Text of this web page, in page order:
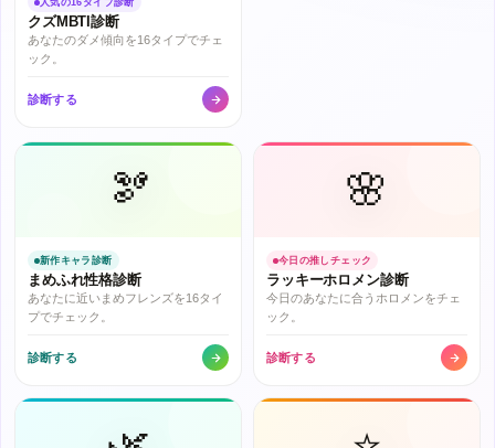
人気の16タイプ診断
クズMBTI診断
あなたのダメ傾向を16タイプでチェ
ック。
診断する
🫘
新作キャラ診断
まめふれ性格診断
あなたに近いまめフレンズを16タイ
プでチェック。
診断する
🌸
今日の推しチェック
ラッキーホロメン診断
今日のあなたに合うホロメンをチェ
ック。
診断する